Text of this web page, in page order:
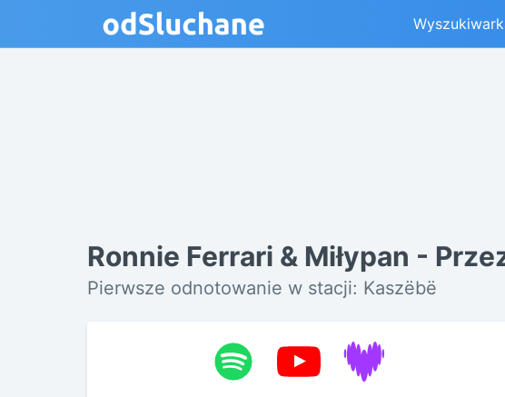
Ronnie Ferrari & Miłypan -
Pierwsze odnotowanie w stacji: Kaszëbë